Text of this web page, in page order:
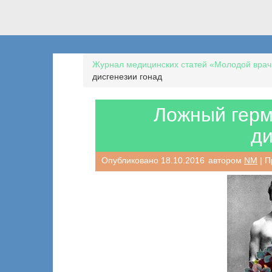
Журнал медицинских статей «Молодой
дисгенезии гонад
Ложный
Опубликовано 18.10.2016 автором NM |